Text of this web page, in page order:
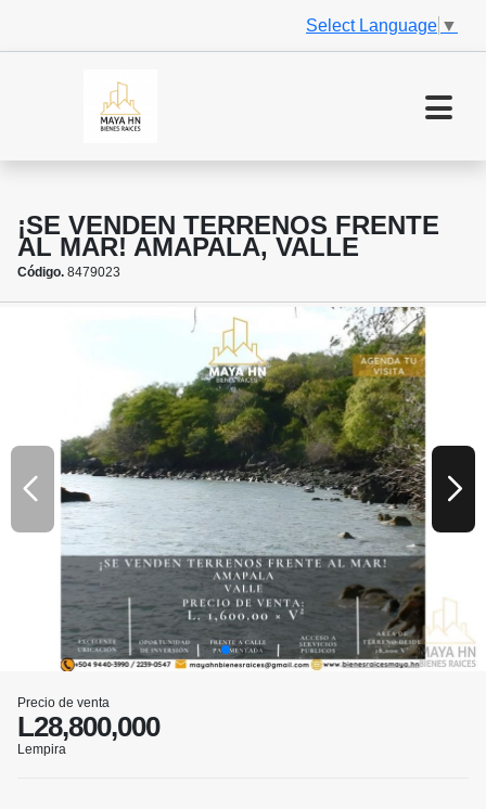
Select Language ▼
¡SE VENDEN TERRENOS FRENTE
AL MAR! AMAPALA, VALLE
Código. 8479023
Precio de venta
L28,800,000
Lempira